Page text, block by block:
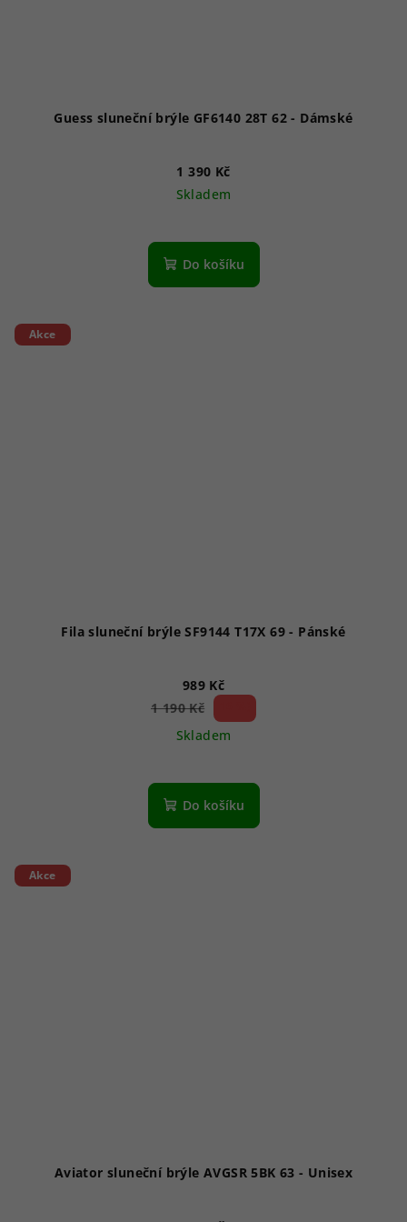
Guess sluneční brýle GF6140 28T 62 - Dámské
1 390 Kč
Skladem
Do košíku
Akce
Fila sluneční brýle SF9144 T17X 69 - Pánské
989 Kč
1 190 Kč
Skladem
hodnocení
produktu
Do košíku
Akce
Aviator sluneční brýle AVGSR 5BK 63 - Unisex